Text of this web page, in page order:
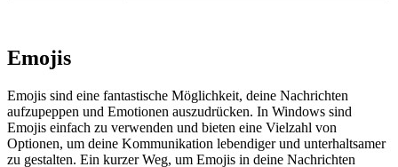
Emojis
Emojis sind eine fantastische Möglichkeit, deine Nachrichten
aufzupeppen und Emotionen auszudrücken. In Windows sind
Emojis einfach zu verwenden und bieten eine Vielzahl von
Optionen, um deine Kommunikation lebendiger und unterhaltsamer
zu gestalten. Ein kurzer Weg, um Emojis in deine Nachrichten